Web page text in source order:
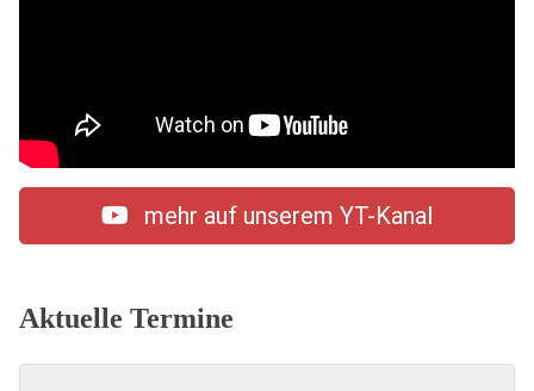
mehr auf unserem YT-Kanal
Aktuelle Termine